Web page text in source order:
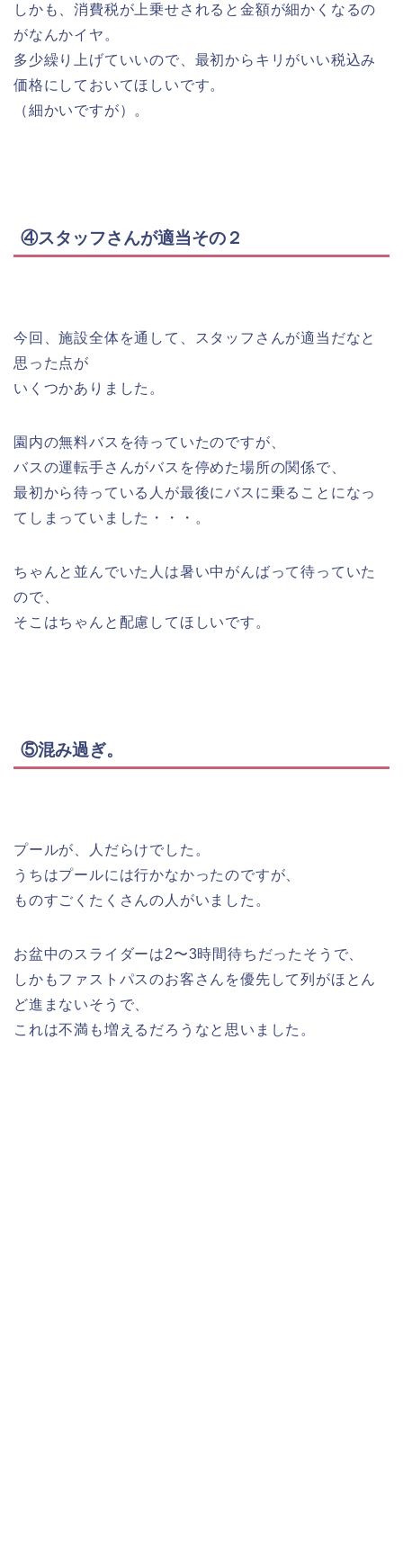
しかも、消費税が上乗せされると金額が細かくなるの
がなんかイヤ。
多少繰り上げていいので、最初からキリがいい税込み
価格にしておいてほしいです。
（細かいですが）。
④スタッフさんが適当その２
今回、施設全体を通して、スタッフさんが適当だなと
思った点が
いくつかありました。
園内の無料バスを待っていたのですが、
バスの運転手さんがバスを停めた場所の関係で、
最初から待っている人が最後にバスに乗ることになっ
てしまっていました・・・。
ちゃんと並んでいた人は暑い中がんばって待っていた
ので、
そこはちゃんと配慮してほしいです。
⑤混み過ぎ。
プールが、人だらけでした。
うちはプールには行かなかったのですが、
ものすごくたくさんの人がいました。
お盆中のスライダーは2〜3時間待ちだったそうで、
しかもファストパスのお客さんを優先して列がほとん
ど進まないそうで、
これは不満も増えるだろうなと思いました。